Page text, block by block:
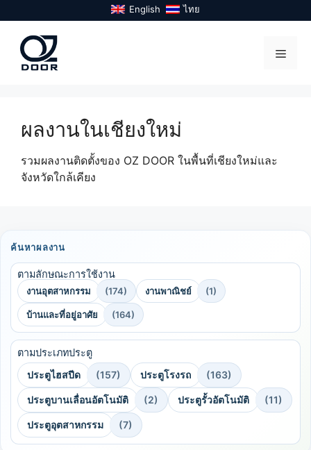
to
content
English ไทย
ผลงานในเชียงใหม่
รวมผลงานติดตั้งของ OZ DOOR ในพื้นที่เชียงใหม่และ
จังหวัดใกล้เคียง
ค้นหาผลงาน
ตามลักษณะการใช้งาน
งานอุตสาหกรรม (174) งานพาณิชย์ (1)
บ้านและที่อยู่อาศัย (164)
ตามประเภทประตู
ประตูไฮสปีด
(157) ประตูโรงรถ (163)
ประตูบานเลื่อนอัตโนมัติ (2) ประตูรั้วอัตโนมัติ (11)
ประตูอุตสาหกรรม (7)